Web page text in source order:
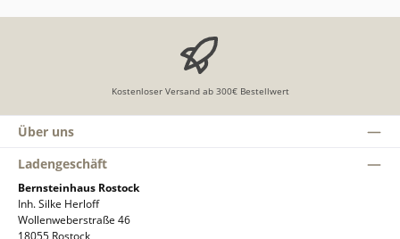
Kostenloser Versand ab 300€ Bestellwert
Über uns
Ladengeschäft
Bernsteinhaus Rostock
Inh. Silke Herloff
Wollenweberstraße 46
18055 Rostock